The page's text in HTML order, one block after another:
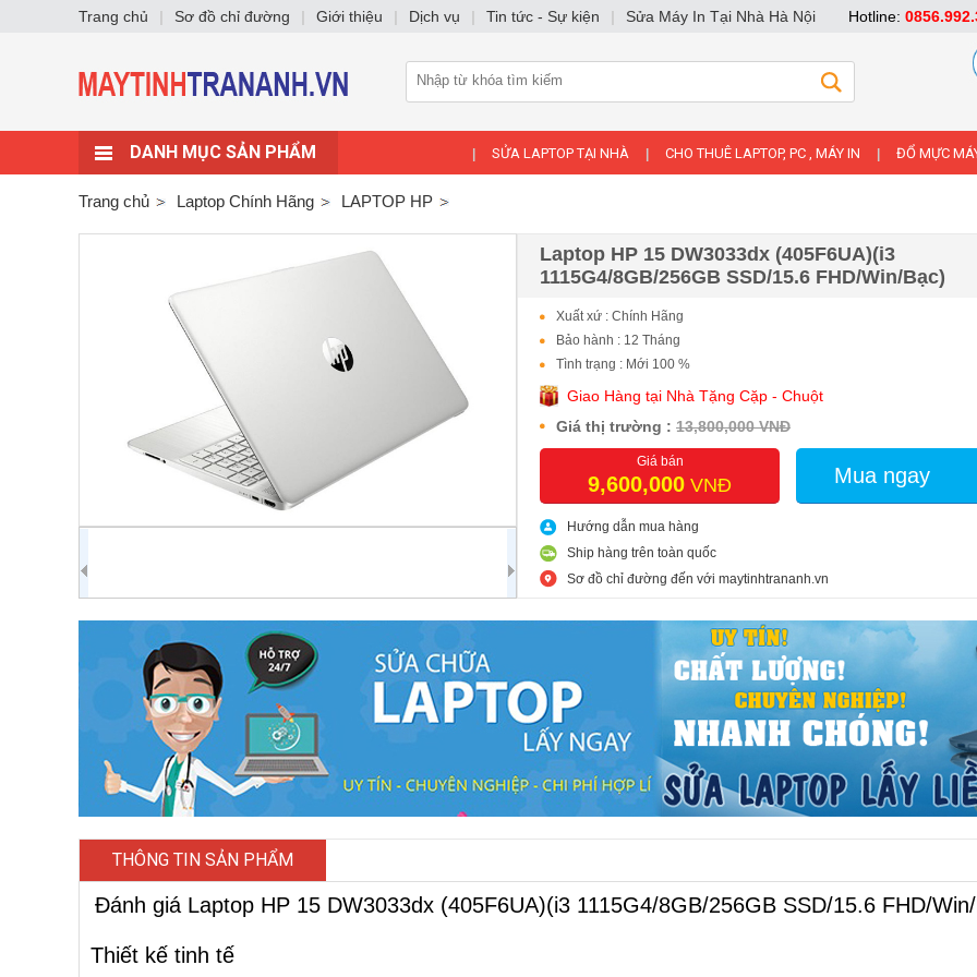
DANH MỤC SẢN PHẨM SỬA LAPTOP TẠI NHÀ CHO THUÊ LAPTOP, PC , MÁY IN ĐỔ MỰC
Trang chủ Laptop Chính Hãng LAPTOP HP
Laptop HP 15 DW3033dx (405F6UA)(i3
1115G4/8GB/256GB SSD/15.6 FHD/Win/Bạc)
Xuất xứ : Chính Hãng
Bảo hành : 12 Tháng
Tình trạng : Mới 100 %
Giao Hàng tại Nhà Tặng Cặp - Chuột
Giá thị trường : 13,800,000 VNĐ
Giá bán
9,600,000 VNĐ Mua ngay
Hướng dẫn mua hàng
Ship hàng trên toàn quốc
Sơ đồ chỉ đường đến với maytinhtrananh.vn
THÔNG TIN SẢN PHẨM
Đánh giá Laptop HP 15 DW3033dx (405F6UA)(i3 1115G4/8GB/256GB SSD/15.6 FHD/
Thiết kế tinh tế
Trang chủ | Sơ đồ chỉ đường | Giới thiệu | Dịch vụ | Tin tức - Sự kiện | Sửa Máy In Tại Nhà Hà Nội Hotline: